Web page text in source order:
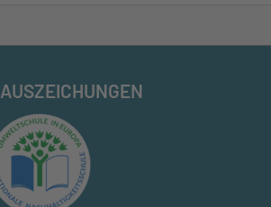
AUSZEICHUNGEN